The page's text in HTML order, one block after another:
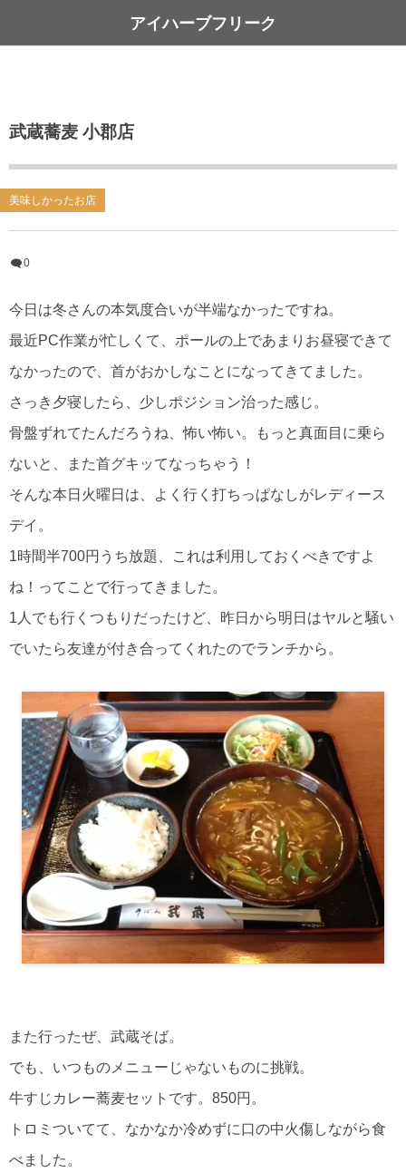
アイハーブフリーク
武蔵蕎麦 小郡店
美味しかったお店
0
今日は冬さんの本気度合いが半端なかったですね。
最近PC作業が忙しくて、ポールの上であまりお昼寝できて
なかったので、首がおかしなことになってきてました。
さっき夕寝したら、少しポジション治った感じ。
骨盤ずれてたんだろうね、怖い怖い。もっと真面目に乗ら
ないと、また首グキッてなっちゃう！
そんな本日火曜日は、よく行く打ちっぱなしがレディース
デイ。
1時間半700円うち放題、これは利用しておくべきですよ
ね！ってことで行ってきました。
1人でも行くつもりだったけど、昨日から明日はヤルと騒い
でいたら友達が付き合ってくれたのでランチから。
また行ったぜ、武蔵そば。
でも、いつものメニューじゃないものに挑戦。
牛すじカレー蕎麦セットです。850円。
トロミついてて、なかなか冷めずに口の中火傷しながら食
べました。